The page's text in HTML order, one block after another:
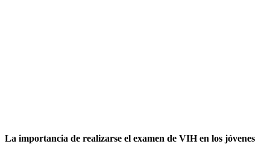
La importancia de realizarse el examen de VIH en los jóvenes